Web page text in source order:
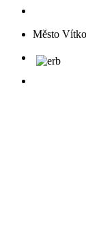
Město